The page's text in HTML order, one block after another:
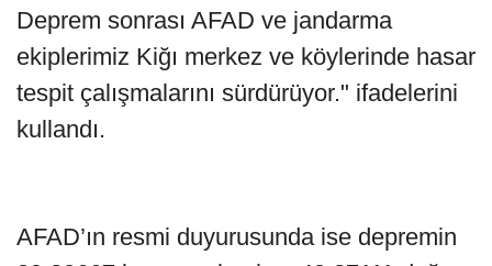
Deprem sonrası AFAD ve jandarma
ekiplerimiz Kiğı merkez ve köylerinde hasar
tespit çalışmalarını sürdürüyor." ifadelerini
kullandı.
AFAD’ın resmi duyurusunda ise depremin